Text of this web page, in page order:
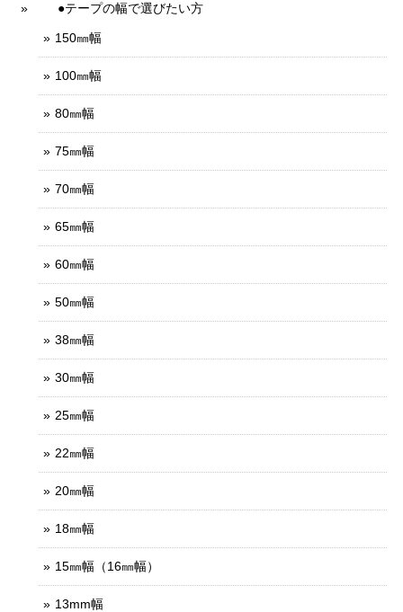
●テープの幅で選びたい方
150㎜幅
100㎜幅
80㎜幅
75㎜幅
70㎜幅
65㎜幅
60㎜幅
50㎜幅
38㎜幅
30㎜幅
25㎜幅
22㎜幅
20㎜幅
18㎜幅
15㎜幅（16㎜幅）
13mm幅